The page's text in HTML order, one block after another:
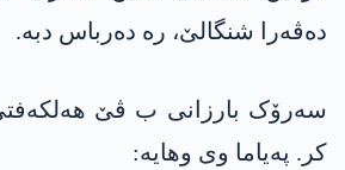
دەڤەرا شنگالێ، رە دەرباس دبە.
سەرۆک بارزانی ب ڤێ
کر. پەیاما وی وھایە: